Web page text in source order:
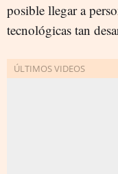
posible llegar a
tecnológicas tan